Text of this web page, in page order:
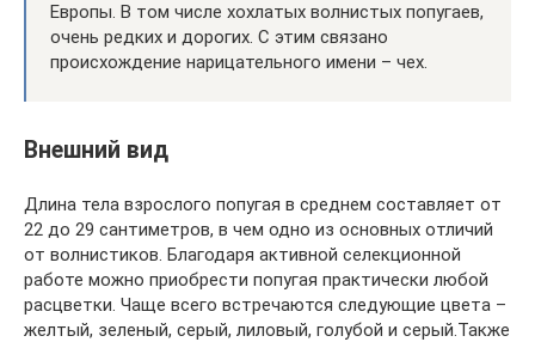
Европы. В том числе хохлатых волнистых попугаев,
очень редких и дорогих. С этим связано
происхождение нарицательного имени – чех.
Внешний вид
Длина тела взрослого попугая в среднем составляет от
22 до 29 сантиметров, в чем одно из основных отличий
от волнистиков. Благодаря активной селекционной
работе можно приобрести попугая практически любой
расцветки. Чаще всего встречаются следующие цвета –
желтый, зеленый, серый, лиловый, голубой и серый.Также